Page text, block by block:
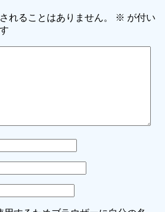
れることはありません。 ※ が付い